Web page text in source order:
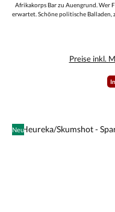
Afrikakorps Bar zu Auengrund. Wer
erwartet. Schöne politische Balladen,
graphisch direkt an die
Preise inkl.
Neu